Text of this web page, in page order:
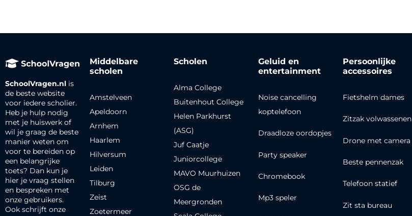
SchoolVragen.nl is
de beste website
voor iedere scholier.
Heb je hulp nodig
met je huiswerk of
wil je graag de beste
manier weten om
voor te bereiden op
een belangrijke
toets? Dan kun je
hier je vraag stellen
en bespreken met
onze gebruikers.
Ook schrijft onze
Middelbare
scholen
Amstelveen
Apeldoorn
Arnhem
Haarlem
Hilversum
Leiden
Tilburg
Zeist
Zoetermeer
Scholen
Alma College
Buitenhout College
Helen Parkhurst
(ASG)
Juf Caatje
Juniorcollege
MAVO Muurhuizen
OSG de
Meergronden
Geluid en
entertainment
Noise cancelling
koptelefoon
Draadloze oordopjes
Party speaker
Chromebook
Mp3 speler
Persoonlijke
accessoires
Fietshelm dames
Zitzak volwassenen
Drone met camera
Beste pennenzak
Telefoon statief
Zit sta bureau